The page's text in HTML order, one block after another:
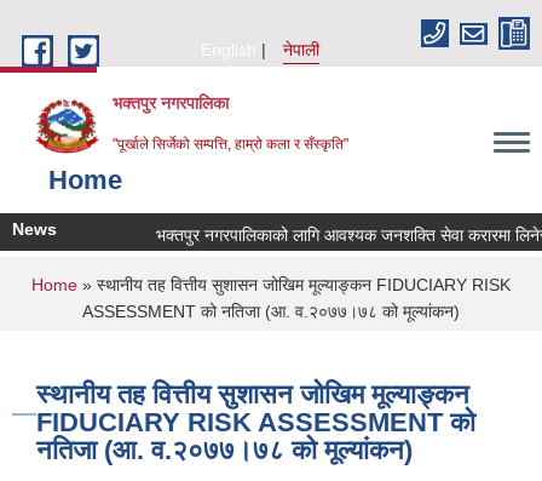
English
नेपाली
भक्तपुर नगरपालिका
"पूर्खाले सिर्जेको सम्पत्ति, हाम्रो कला र सँस्कृति"
Home
News भक्तपुर नगरपालिकाको लागि आवश्यक जनशक्ति सेवा करारमा
You are here
Home » स्थानीय तह वित्तीय सुशासन जोखिम मूल्याङ्कन FIDUCIARY RISK
ASSESSMENT को नतिजा (आ. व.२०७७।७८ को मूल्यांकन)
स्थानीय तह वित्तीय सुशासन जोखिम मूल्याङ्कन
FIDUCIARY RISK ASSESSMENT को
नतिजा (आ. व.२०७७।७८ को मूल्यांकन)